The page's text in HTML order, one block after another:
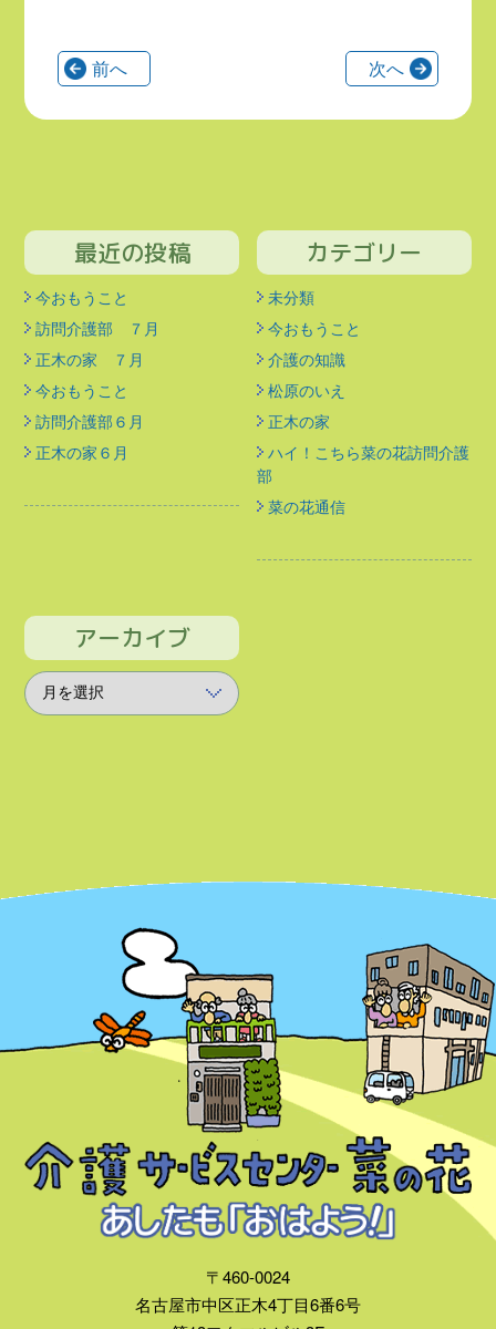
前へ 次へ
最近の投稿
今おもうこと
訪問介護部 ７月
正木の家 ７月
今おもうこと
訪問介護部６月
正木の家６月
カテゴリー
未分類
今おもうこと
介護の知識
松原のいえ
正木の家
ハイ！こちら菜の花訪問介護
部
菜の花通信
アーカイブ
〒460-0024
名古屋市中区正木4丁目6番6号